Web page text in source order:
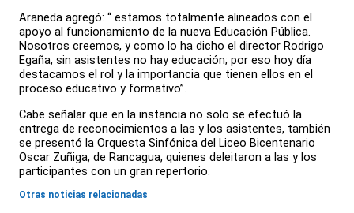
Araneda agregó: “ estamos totalmente alineados con el
apoyo al funcionamiento de la nueva Educación Pública.
Nosotros creemos, y como lo ha dicho el director Rodrigo
Egaña, sin asistentes no hay educación; por eso hoy día
destacamos el rol y la importancia que tienen ellos en el
proceso educativo y formativo”.
Cabe señalar que en la instancia no solo se efectuó la
entrega de reconocimientos a las y los asistentes, también
se presentó la Orquesta Sinfónica del Liceo Bicentenario
Oscar Zuñiga, de Rancagua, quienes deleitaron a las y los
participantes con un gran repertorio.
Otras noticias relacionadas